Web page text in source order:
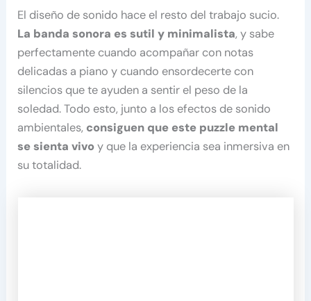
El diseño de sonido hace el resto del trabajo sucio.
La banda sonora es sutil y minimalista, y sabe
perfectamente cuando acompañar con notas
delicadas a piano y cuando ensordecerte con
silencios que te ayuden a sentir el peso de la
soledad. Todo esto, junto a los efectos de sonido
ambientales, consiguen que este puzzle mental
se sienta vivoy que la experiencia sea inmersiva en
su totalidad.